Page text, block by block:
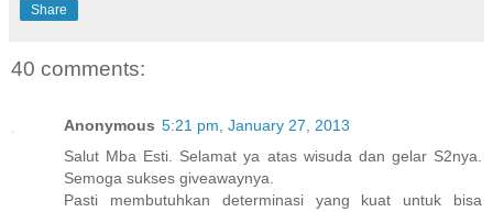
Share
40 comments:
Anonymous 5:21 pm, January 27, 2013
Salut Mba Esti. Selamat ya atas wisuda dan gelar S2nya.
Semoga sukses giveawaynya.
Pasti membutuhkan determinasi yang kuat untuk bisa